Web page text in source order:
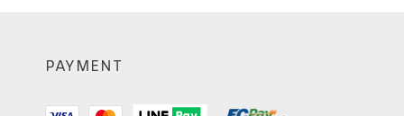
PAYMENT